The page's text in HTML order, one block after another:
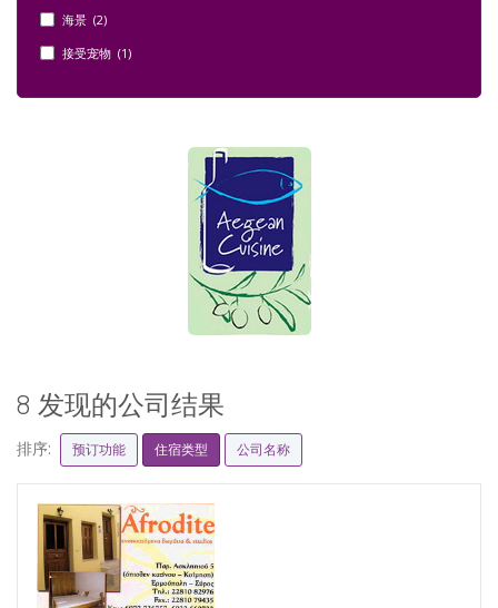
海景 (2)
接受宠物 (1)
8 发现的公司结果
排序: 预订功能 住宿类型 公司名称